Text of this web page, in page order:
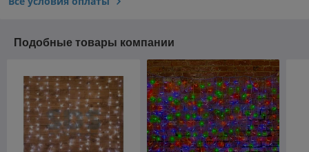
Подобные товары компании